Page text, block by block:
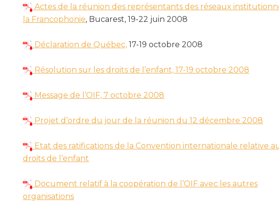
Actes de la réunion des représentants des réseaux
la Francophonie, Bucarest, 19-22 juin 2008
Déclaration de Québec,17-19 octobre 2008
Résolution sur les droits de l’enfant, 17-19 octobre 2008
Message de l’OIF, 7 octobre 2008
Projet d’ordre du jour de la réunion du 12 décembre 2008
Etat des ratifications de la Convention internationale relative
droits de l’enfant
Document relatif à la coopération de l’OIF avec les autres
organisations